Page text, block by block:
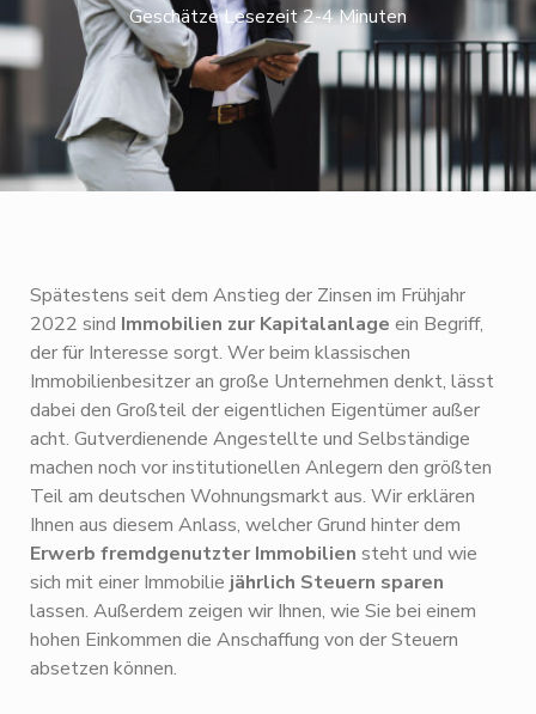
Geschätze Lesezeit 2-4 Minuten
Spätestens seit dem Anstieg der Zinsen im Frühjahr
2022 sind Immobilien zur Kapitalanlage ein Begriff,
der für Interesse sorgt. Wer beim klassischen
Immobilienbesitzer an große Unternehmen denkt, lässt
dabei den Großteil der eigentlichen Eigentümer außer
acht. Gutverdienende Angestellte und Selbständige
machen noch vor institutionellen Anlegern den größten
Teil am deutschen Wohnungsmarkt aus. Wir erklären
Ihnen aus diesem Anlass, welcher Grund hinter dem
Erwerb fremdgenutzter Immobilien steht und wie
sich mit einer Immobilie jährlich Steuern sparen
lassen. Außerdem zeigen wir Ihnen, wie Sie bei einem
hohen Einkommen die Anschaffung von der Steuern
absetzen können.